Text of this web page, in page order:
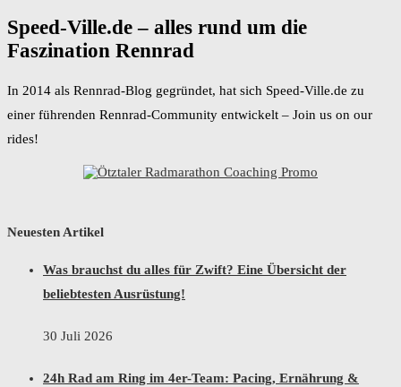
Speed-Ville.de – alles rund um die
Faszination Rennrad
In 2014 als Rennrad-Blog gegründet, hat sich Speed-Ville.de zu
einer führenden Rennrad-Community entwickelt – Join us on our
rides!
Neuesten Artikel
Was brauchst du alles für Zwift? Eine Übersicht der
beliebtesten Ausrüstung!
30 Juli 2026
24h Rad am Ring im 4er-Team: Pacing, Ernährung &